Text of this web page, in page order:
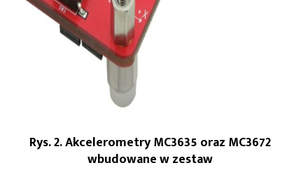
Rys. 2. Akcelerometry MC3635 oraz MC3672
wbudowane w zestaw